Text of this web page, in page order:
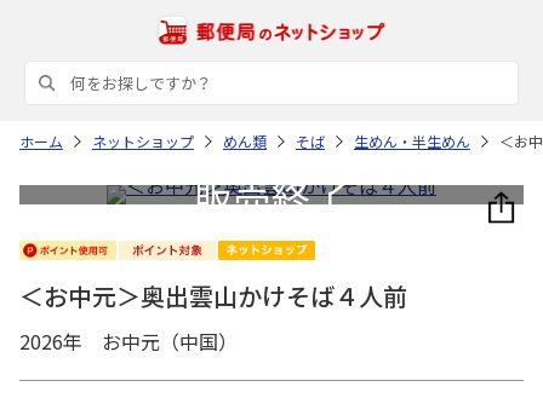
ホーム ネットショップ めん類 そば 生めん・半生めん ＜お
＜お中元＞奥出雲山かけそば４人前
2026年 お中元（中国）